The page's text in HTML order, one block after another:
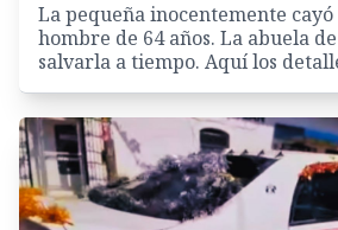
La pequeña inocentemente
hombre de 64 años. La abuela
salvarla a tiempo. Aquí los